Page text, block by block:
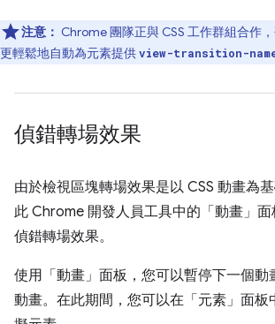
注意： Chrome 團隊正與 CSS 工作群組合作
更輕鬆地自動為元素提供view-transition-
偵錯轉場效果
由於檢視區塊轉場效果是以 CSS 動畫為
此 Chrome 開發人員工具中的「動畫」 面
偵錯轉場效果。
使用「動畫」 面板，您可以暫停下一個動
動畫。在此期間，您可以在「元素」 面板